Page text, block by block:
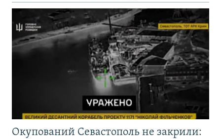
Окупований Севастополь не закрили: